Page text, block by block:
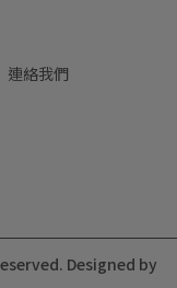
連絡我們
Designed by